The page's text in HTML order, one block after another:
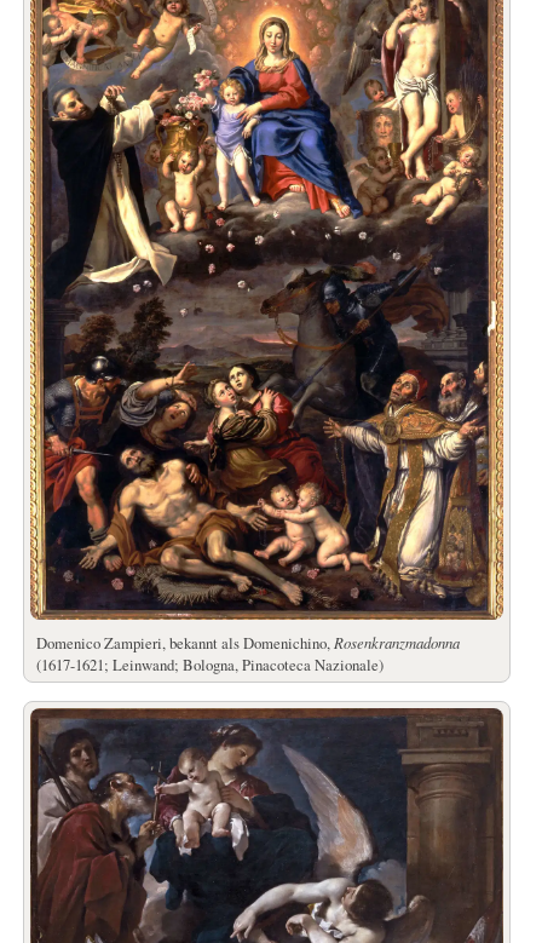
Domenico Zampieri, bekannt als Domenichino, Rosenkranzmadonna
(1617-1621; Leinwand; Bologna, Pinacoteca Nazionale)